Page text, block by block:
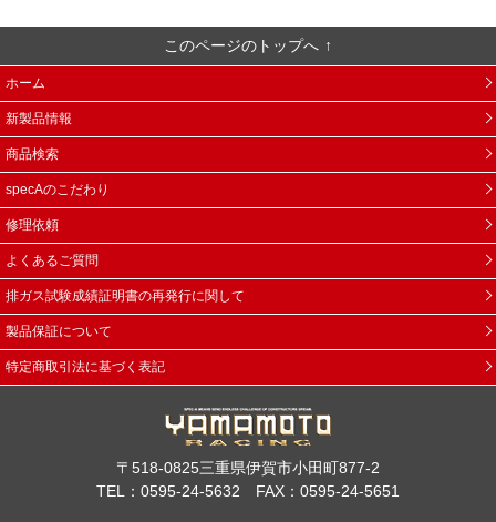
このページのトップへ
ホーム
新製品情報
商品検索
specAのこだわり
修理依頼
よくあるご質問
排ガス試験成績証明書の再発行に関して
製品保証について
特定商取引法に基づく表記
〒518-0825三重県伊賀市小田町877-2
TEL：0595-24-5632 FAX：0595-24-5651